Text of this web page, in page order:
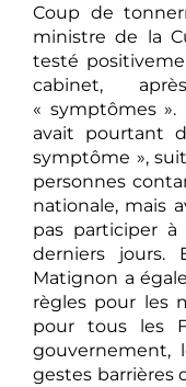
Coup de
ministre de la
testé
cabinet,
« symptômes
avait pourtant
symptôme »,
personnes
nationale, mais
pas participer à
derniers jours.
Matignon a
règles pour les
pour tous les
gouvernement,
gestes barrières